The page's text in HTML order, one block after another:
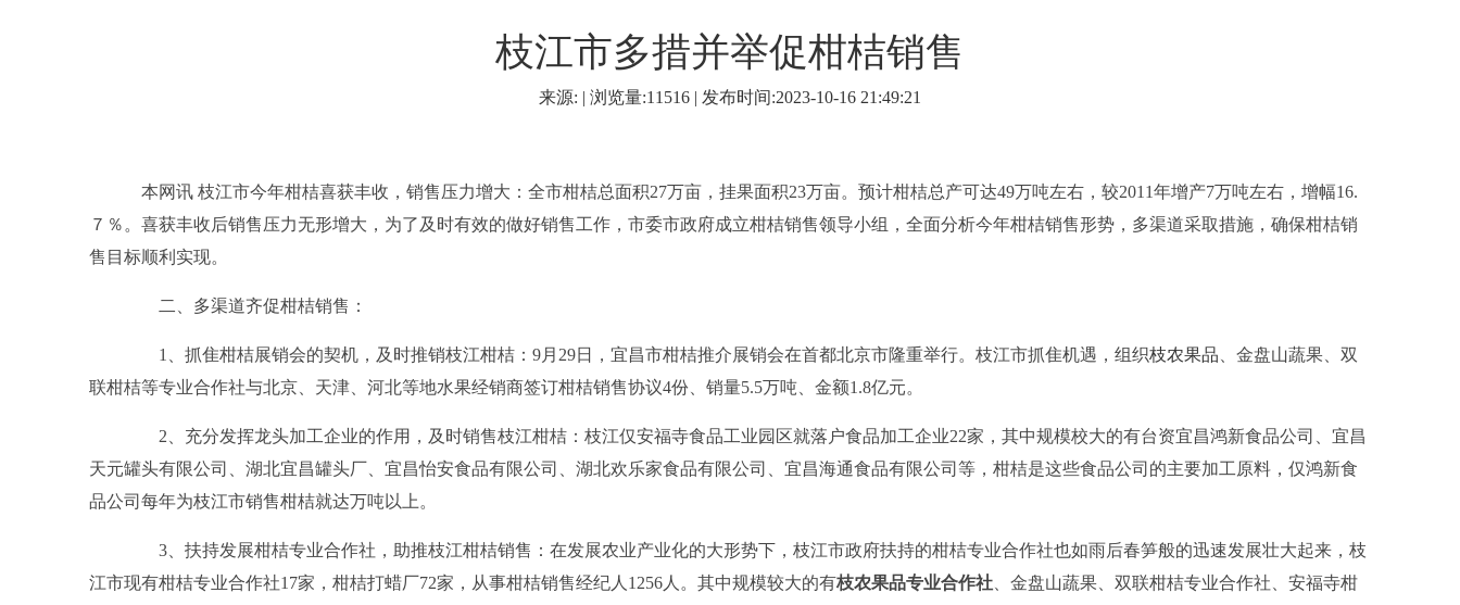
枝江市多措并举促柑桔销售
来源: | 浏览量:11516 | 发布时间:2023-10-16 21:49:21
本网讯 枝江市今年柑桔喜获丰收，销售压力增大：全市柑桔总面积27万亩，挂果面积23万亩。预计柑桔总产可达49万吨左右，较2011年增产7万吨左右，增幅16.
７％。喜获丰收后销售压力无形增大，为了及时有效的做好销售工作，市委市政府成立柑桔销售领导小组，全面分析今年柑桔销售形势，多渠道采取措施，确保柑桔销
售目标顺利实现。
二、多渠道齐促柑桔销售：
1、抓隹柑桔展销会的契机，及时推销枝江柑桔：9月29日，宜昌市柑桔推介展销会在首都北京市隆重举行。枝江市抓隹机遇，组织枝农果品 、金盘山蔬果、双
联柑桔等专业合作社与北京、天津、河北等地水果经销商签订柑桔销售协议4份、销量5.5万吨、金额1.8亿元。
2、充分发挥龙头加工企业的作用，及时销售枝江柑桔：枝江仅安福寺食品工业园区就落户食品加工企业22家，其中规模校大的有台资宜昌鸿新食品公司、宜昌
天元罐头有限公司、湖北宜昌罐头厂、宜昌怡安食品有限公司、湖北欢乐家食品有限公司、宜昌海通食品有限公司等，柑桔是这些食品公司的主要加工原料，仅鸿新食
品公司每年为枝江市销售柑桔就达万吨以上。
3、扶持发展柑桔专业合作社，助推枝江柑桔销售：在发展农业产业化的大形势下，枝江市政府扶持的柑桔专业合作社也如雨后春笋般的迅速发展壮大起来，枝
江市现有柑桔专业合作社17家，柑桔打蜡厂72家，从事柑桔销售经纪人1256人。其中规模较大的有枝农果品专业合作社 、金盘山蔬果、双联柑桔专业合作社、安福寺柑